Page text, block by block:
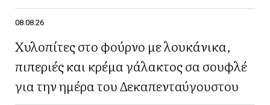
08.08.26
Χυλοπίτες στο φούρνο με λουκάνικα,
πιπεριές και κρέμα γάλακτος σα σουφλέ
για την ημέρα του Δεκαπενταύγουστου